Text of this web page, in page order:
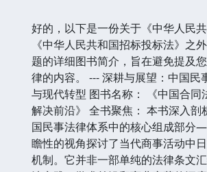
好的，以下是一份关于《中华人民
《中华人民共和国招标投标法》之
题的详细图书简介，旨在避免提及
律的内容。 --- 深耕与展望：中国民
与现代转型 图书名称： 《中国合同
解决前沿》 全书聚焦： 本书深入剖
国民事法律体系中的核心组成部
瞻性的视角探讨了当代商事活动中
机制。它并非一部单纯的法律条文